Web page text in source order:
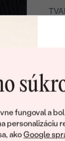
fungoval a
personalizáciu
akoGoogle